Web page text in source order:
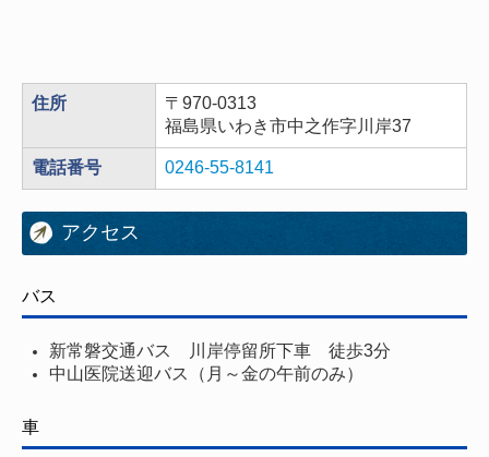
住所
〒970-0313
福島県いわき市中之作字川岸37
電話番号 0246-55-8141
アクセス
バス
新常磐交通バス 川岸停留所下車 徒歩3分
中山医院送迎バス（月～金の午前のみ）
車